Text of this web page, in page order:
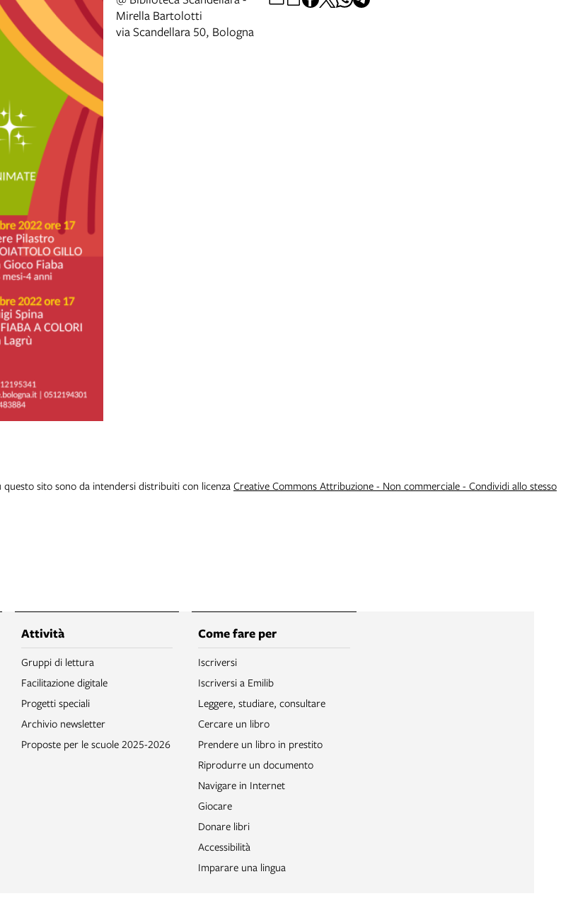
Mirella Bartolotti
via Scandellara 50, Bologna
sito sono da intendersi distribuiti con licenza Creative Commons Attribuzione - Non commerciale - Condividi allo stesso
Attività
Gruppi di lettura
Facilitazione digitale
Progetti speciali
Archivio newsletter
Proposte per le scuole 2025-2026
Come fare per
Iscriversi
Iscriversi a Emilib
Leggere, studiare, consultare
Cercare un libro
Prendere un libro in prestito
Riprodurre un documento
Navigare in Internet
Giocare
Donare libri
Accessibilità
Imparare una lingua